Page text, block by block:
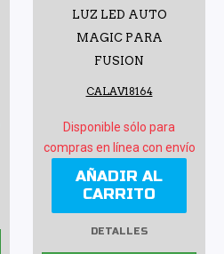
LUZ LED AUTO
MAGIC PARA
FUSION
CALAV18164
Disponible sólo para
compras en línea con envío
AÑADIR AL
CARRITO
DETALLES